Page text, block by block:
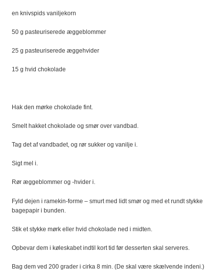
en knivspids vaniljekorn
50 g pasteuriserede æggeblommer
25 g pasteuriserede æggehvider
15 g hvid chokolade
Hak den mørke chokolade fint.
Smelt hakket chokolade og smør over vandbad.
Tag det af vandbadet, og rør sukker og vanilje i.
Sigt mel i.
Rør æggeblommer og -hvider i.
Fyld dejen i ramekin-forme – smurt med lidt smør og med et rundt stykke
bagepapir i bunden.
Stik et stykke mørk eller hvid chokolade ned i midten.
Opbevar dem i køleskabet indtil kort tid før desserten skal serveres.
Bag dem ved 200 grader i cirka 8 min. (De skal være skælvende indeni.)